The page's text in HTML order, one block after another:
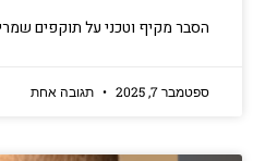
הסבר מקיף וטכני על תוקפים
ספטמבר 7, 2025 תגובה אחת